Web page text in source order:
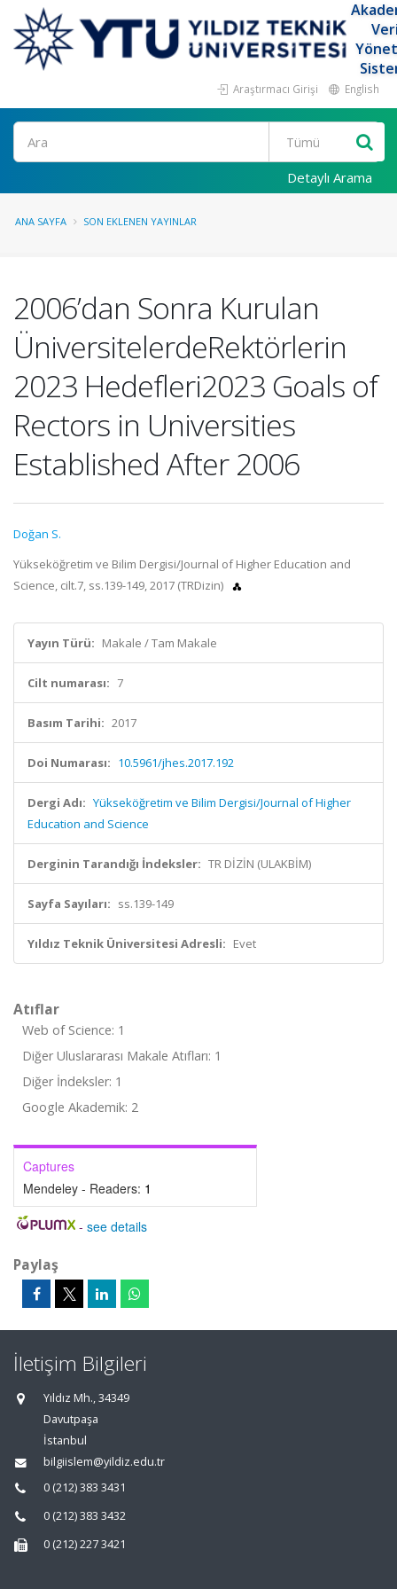
Araştırmacı Girişi English
Ara
Detaylı Arama
ANA SAYFA SON EKLENEN YAYINLAR
2006’dan Sonra Kurulan
ÜniversitelerdeRektörlerin
2023 Hedefleri2023 Goals of
Rectors in Universities
Established After 2006
Doğan S.
Yükseköğretim ve Bilim Dergisi/Journal of Higher Education and
Science, cilt.7, ss.139-149, 2017 (TRDizin)
Yayın Türü: Makale / Tam Makale
Cilt numarası: 7
Basım Tarihi: 2017
Doi Numarası: 10.5961/jhes.2017.192
Dergi Adı: Yükseköğretim ve Bilim Dergisi/Journal of Higher
Education and Science
Derginin Tarandığı İndeksler: TR DİZİN (ULAKBİM)
Sayfa Sayıları: ss.139-149
Yıldız Teknik Üniversitesi Adresli: Evet
Atıflar
Web of Science: 1
Diğer Uluslararası Makale Atıfları: 1
Diğer İndeksler: 1
Google Akademik: 2
Captures
Mendeley - Readers: 1
- see details
Paylaş
İletişim Bilgileri
Yıldız Mh., 34349
Davutpaşa
İstanbul
bilgiislem@yildiz.edu.tr
0 (212) 383 3431
0 (212) 383 3432
0 (212) 227 3421